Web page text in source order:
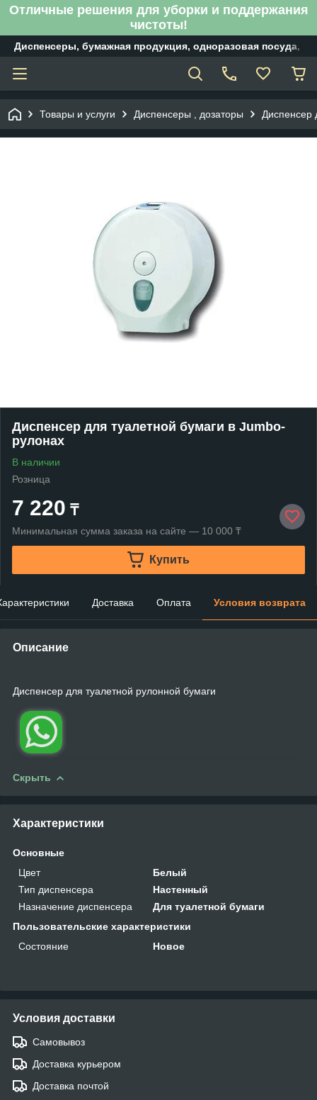
Отличные решения для уборки и поддержания
чистоты!
Диспенсеры, бумажная продукция, одноразовая посуда,
Товары и услуги Диспенсеры , дозаторы Диспенсер
Диспенсер для туалетной бумаги в Jumbo-
рулонах
В наличии
Розница
7 220 ₸
Минимальная сумма заказа на сайте — 10 000 ₸
Купить
Доставка Оплата Условия возврата
Описание
Диспенсер для туалетной рулонной бумаги
Скрыть
Характеристики
Основные
Цвет
Белый
Тип диспенсера
Настенный
Назначение диспенсера
Для туалетной бумаги
Пользовательские характеристики
Состояние
Новое
Условия доставки
Самовывоз
Доставка курьером
Доставка почтой